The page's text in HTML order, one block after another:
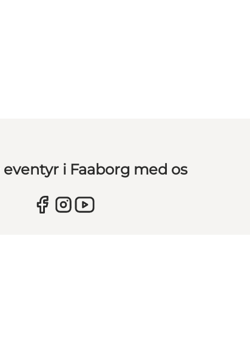
i Faaborg med os